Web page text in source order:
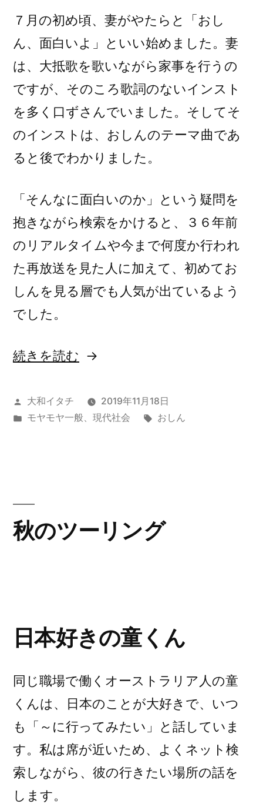
７月の初め頃、妻がやたらと「おし
ん、面白いよ」といい始めました。妻
は、大抵歌を歌いながら家事を行うの
ですが、そのころ歌詞のないインスト
を多く口ずさんでいました。そしてそ
のインストは、おしんのテーマ曲であ
ると後でわかりました。
「そんなに面白いのか」という疑問を
抱きながら検索をかけると、３６年前
のリアルタイムや今まで何度か行われ
た再放送を見た人に加えて、初めてお
しんを見る層でも人気が出ているよう
でした。
“「お
ん」
が
て
い
で
す”
の
続きを読む
投
稿
大和イタチ
2019年11月18日
カ
モヤモヤ一般、 現代社会
タ
おしん
秋のツーリング
日本好きの童くん
同じ職場で働くオーストラリア人の童
くんは、日本のことが大好きで、いつ
も「～に行ってみたい」と話していま
す。私は席が近いため、よくネット検
索しながら、彼の行きたい場所の話を
します。